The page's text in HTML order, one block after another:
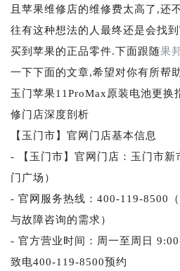
且苹果维修店的维修费太高了,还
往有这种想法的人最终还是会找
买到苹果的正品零件.下面跟随果
一下下面的文章,希望对你有所帮
玉门苹果11ProMax原装电池更换
修门店深度剖析
【玉门市】官网门店基本信息
- 【玉门市】官网门店：玉门市新
门广场）
- 官网服务热线：400-119-8500
与故障咨询的需求）
- 官方营业时间：周一至周日
致电400-119-8500预约